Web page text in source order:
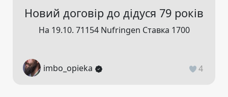
Новий договір до дідуся 79 років
На 19.10. 71154 Nufringen Ставка 1700
imbo_opieka 4